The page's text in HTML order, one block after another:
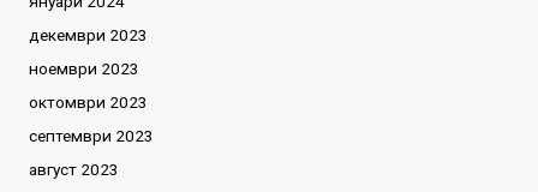
декември 2023
ноември 2023
октомври 2023
септември 2023
август 2023